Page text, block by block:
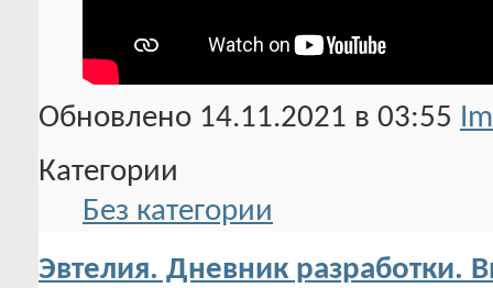
Обновлено 14.11.2021 в 03:55
Категории
Без категории
Эвтелия. Дневник